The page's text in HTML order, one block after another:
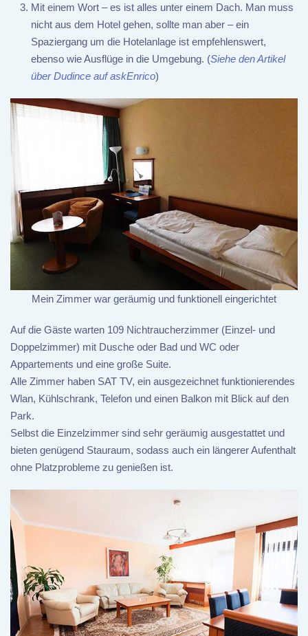
Mit einem Wort – es ist alles unter einem Dach. Man muss
nicht aus dem Hotel gehen, sollte man aber – ein
Spaziergang um die Hotelanlage ist empfehlenswert,
ebenso wie Ausflüge in die Umgebung. (Siehe den Artikel
über Dudince auf askEnrico)
Mein Zimmer war geräumig und funktionell eingerichtet
Auf die Gäste warten 109 Nichtraucherzimmer (Einzel- und
Doppelzimmer) mit Dusche oder Bad und WC oder
Appartements und eine große Suite.
Alle Zimmer haben SAT TV, ein ausgezeichnet funktionierendes
Wlan, Kühlschrank, Telefon und einen Balkon mit Blick auf den
Park.
Selbst die Einzelzimmer sind sehr geräumig ausgestattet und
bieten genügend Stauraum, sodass auch ein längerer Aufenthalt
ohne Platzprobleme zu genießen ist.